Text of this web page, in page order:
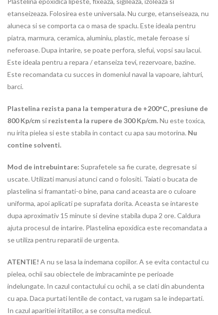
etanseizeaza. Folosirea este universala. Nu curge, etanseiseaza, nu
aluneca si se comporta ca o masa de spaclu. Este ideala pentru
piatra, marmura, ceramica, aluminiu, plastic, metale feroase si
neferoase. Dupa intarire, se poate perfora, slefui, vopsi sau lacui.
Este ideala pentru a repara / etanseiza tevi, rezervoare, bazine.
Este recomandata cu succes in domeniul naval la vapoare, iahturi,
barci.
Plastelina rezista pana la temperatura de +200°C, presiune de
800 Kp/cm si rezistenta la rupere de 300 Kp/cm.Nu este toxica,
nu irita pielea si este stabila in contact cu apa sau motorina. Nu
contine solventi.
Mod de intrebuintare: Suprafetele sa fie curate, degresate si
uscate. Utilizati manusi atunci cand o folositi. Taiati o bucata de
plastelina si framantati-o bine, pana cand aceasta are o culoare
uniforma, apoi aplicati pe suprafata dorita. Aceasta se intareste
dupa aproximativ 15 minute si devine stabila dupa 2 ore. Caldura
ajuta procesul de intarire. Plastelina epoxidica este recomandata a
se utiliza pentru reparatii de urgenta.
ATENTIE! A nu se lasa la indemana copiilor. A se evita contactul cu
pielea, ochii sau obiectele de imbracaminte pe perioade
indelungate. In cazul contactului cu ochii, a se clati din abundenta
cu apa. Daca purtati lentile de contact, va rugam sa le indepartati.
In cazul aparitiei iritatiilor, a se consulta medicul.